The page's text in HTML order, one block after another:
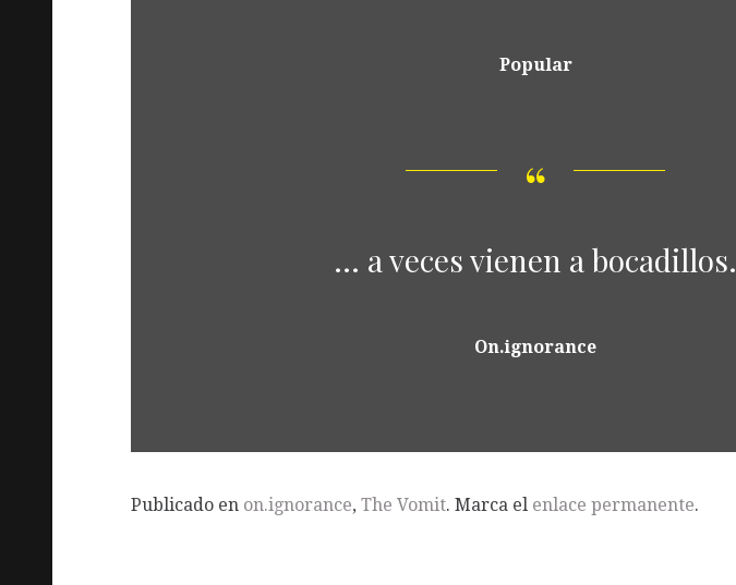
Popular
... a veces vienen a bocadillos.
On.ignorance
Publicado en on.ignorance, The Vomit. Marca el enlace permanente.